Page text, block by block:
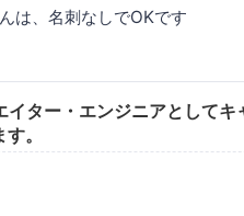
は、名刺なしでOKです
ター・エンジニアとしてキ
。